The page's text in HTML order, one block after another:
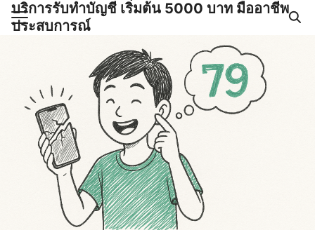
Skipบริการรับทำบัญชี เริ่มต้น 5000 บาท มืออาชีพ
ประสบการณ์
ญชีและภาษีครบวงจร |